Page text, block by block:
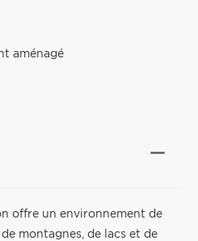
aménagé
offre un environnement de
montagnes, de lacs et de